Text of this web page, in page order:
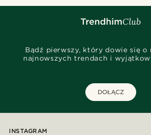
Bądź pierwszy, który dowie się o
najnowszych trendach i
DOŁĄCZ
INSTAGRAM